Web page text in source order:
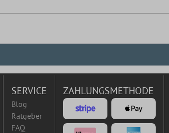
SERVICE
Blog
Ratgeber
FAQ
ZAHLUNGSMETHODE